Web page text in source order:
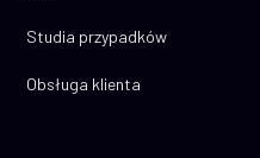
Studia przypadków
Obsługa klienta